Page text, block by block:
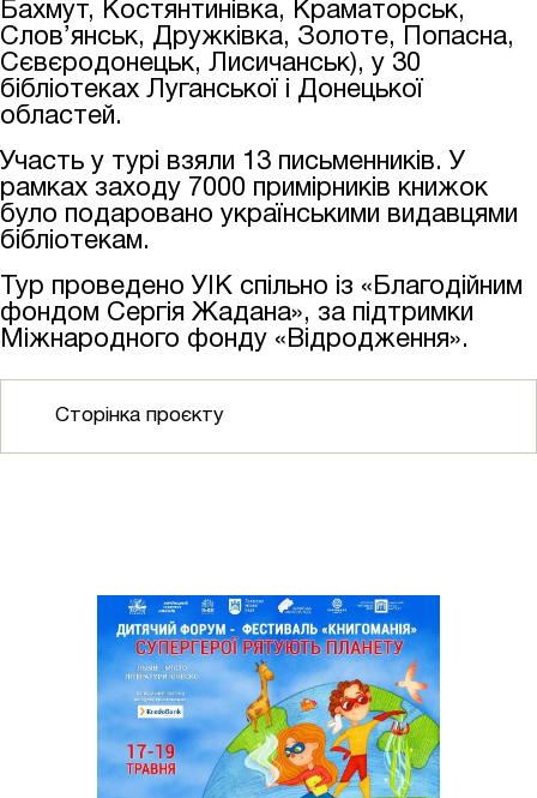
Бахмут, Костянтинівка, Краматорськ,
Слов’янськ, Дружківка, Золоте, Попасна,
Сєвєродонецьк, Лисичанськ), у 30
бібліотеках Луганської і Донецької
областей.
Участь у турі взяли 13 письменників. У
рамках заходу 7000 примірників книжок
було подаровано українськими видавцями
бібліотекам.
Тур проведено УІК спільно із «Благодійним
фондом Сергія Жадана», за підтримки
Міжнародного фонду «Відродження».
Сторінка проєкту